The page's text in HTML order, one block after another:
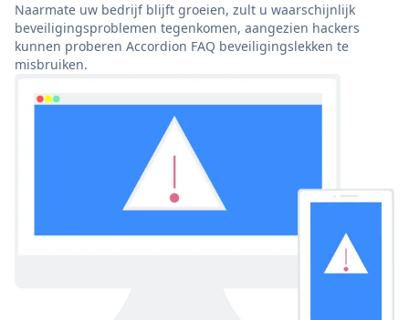
Naarmate uw bedrijf blijft groeien, zult u waarschijnlijk
beveiligingsproblemen tegenkomen, aangezien hackers
kunnen proberen Accordion FAQ beveiligingslekken te
misbruiken.